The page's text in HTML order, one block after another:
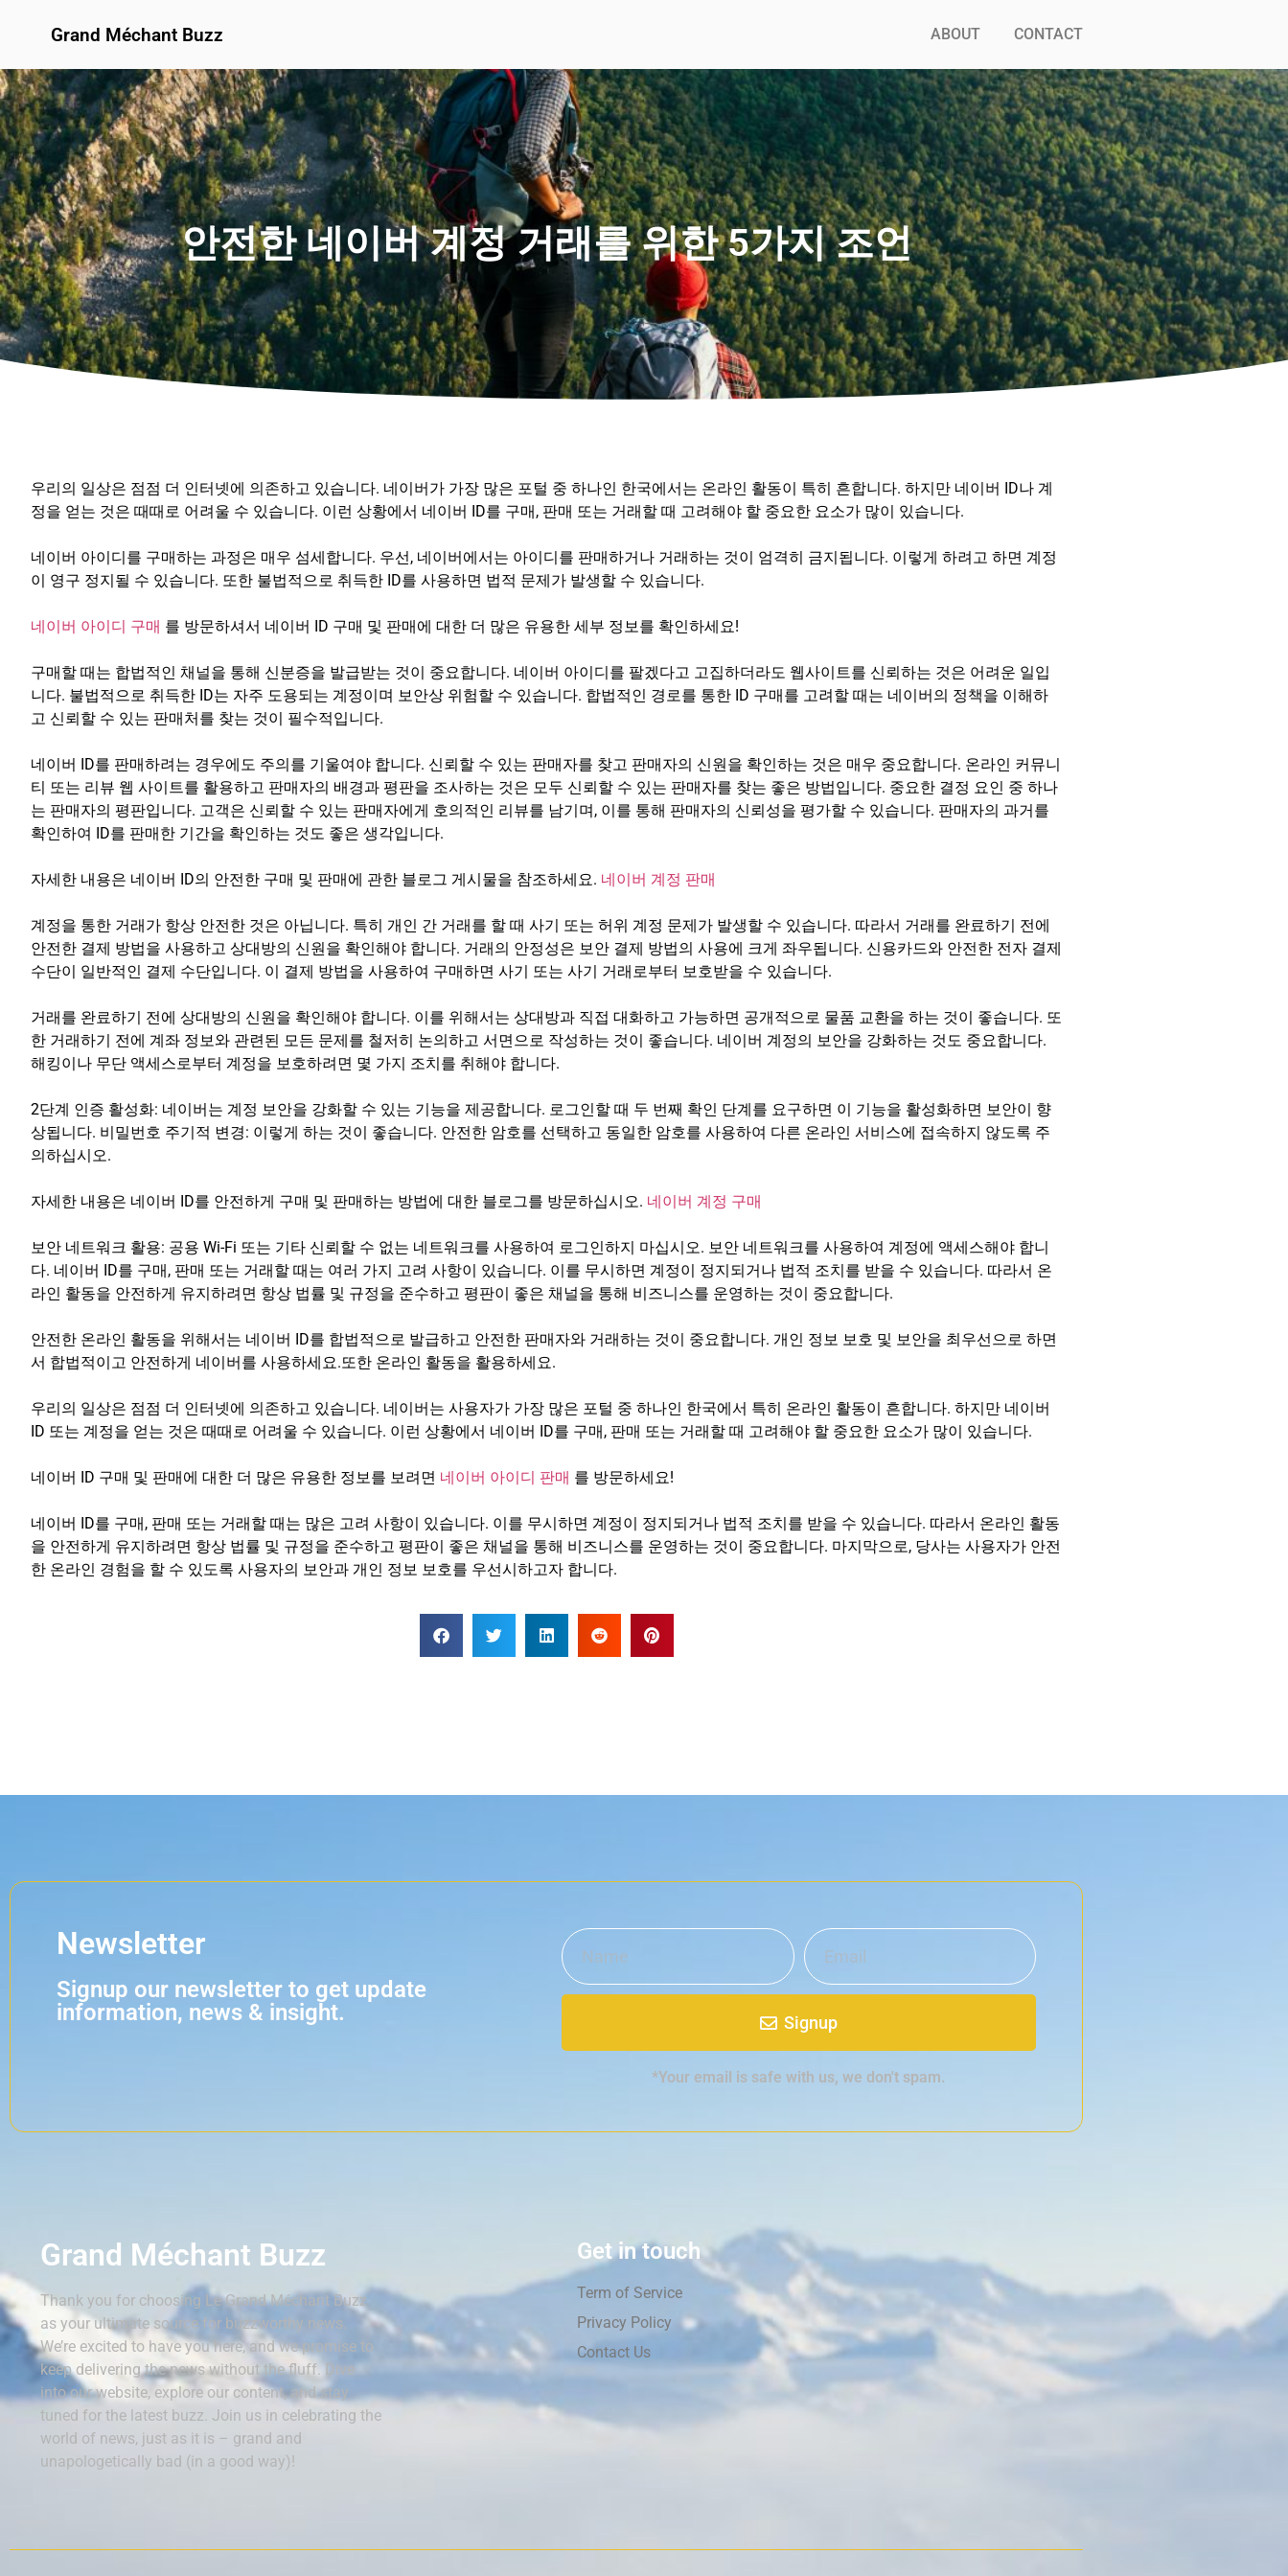
Grand Méchant Buzz ABOUT CONTACT
안전한 네이버 계정 거래를 위한 5가지 조언
우리의 일상은 점점 더 인터넷에 의존하고 있습니다. 네이버가 가장 많은 포털 중 하나인 한국에서는 온라인 활동이 특히 흔합니다. 하지만 네이버 ID나 계
정을 얻는 것은 때때로 어려울 수 있습니다. 이런 상황에서 네이버 ID를 구매, 판매 또는 거래할 때 고려해야 할 중요한 요소가 많이 있습니다.
네이버 아이디를 구매하는 과정은 매우 섬세합니다. 우선, 네이버에서는 아이디를 판매하거나 거래하는 것이 엄격히 금지됩니다. 이렇게 하려고 하면 계정
이 영구 정지될 수 있습니다. 또한 불법적으로 취득한 ID를 사용하면 법적 문제가 발생할 수 있습니다.
네이버 아이디 구매 를 방문하셔서 네이버 ID 구매 및 판매에 대한 더 많은 유용한 세부 정보를 확인하세요!
구매할 때는 합법적인 채널을 통해 신분증을 발급받는 것이 중요합니다. 네이버 아이디를 팔겠다고 고집하더라도 웹사이트를 신뢰하는 것은 어려운 일입
니다. 불법적으로 취득한 ID는 자주 도용되는 계정이며 보안상 위험할 수 있습니다. 합법적인 경로를 통한 ID 구매를 고려할 때는 네이버의 정책을 이해하
고 신뢰할 수 있는 판매처를 찾는 것이 필수적입니다.
네이버 ID를 판매하려는 경우에도 주의를 기울여야 합니다. 신뢰할 수 있는 판매자를 찾고 판매자의 신원을 확인하는 것은 매우 중요합니다. 온라인 커뮤니
티 또는 리뷰 웹 사이트를 활용하고 판매자의 배경과 평판을 조사하는 것은 모두 신뢰할 수 있는 판매자를 찾는 좋은 방법입니다. 중요한 결정 요인 중 하나
는 판매자의 평판입니다. 고객은 신뢰할 수 있는 판매자에게 호의적인 리뷰를 남기며, 이를 통해 판매자의 신뢰성을 평가할 수 있습니다. 판매자의 과거를
확인하여 ID를 판매한 기간을 확인하는 것도 좋은 생각입니다.
자세한 내용은 네이버 ID의 안전한 구매 및 판매에 관한 블로그 게시물을 참조하세요. 네이버 계정 판매
계정을 통한 거래가 항상 안전한 것은 아닙니다. 특히 개인 간 거래를 할 때 사기 또는 허위 계정 문제가 발생할 수 있습니다. 따라서 거래를 완료하기 전에
안전한 결제 방법을 사용하고 상대방의 신원을 확인해야 합니다. 거래의 안정성은 보안 결제 방법의 사용에 크게 좌우됩니다. 신용카드와 안전한 전자 결제
수단이 일반적인 결제 수단입니다. 이 결제 방법을 사용하여 구매하면 사기 또는 사기 거래로부터 보호받을 수 있습니다.
거래를 완료하기 전에 상대방의 신원을 확인해야 합니다. 이를 위해서는 상대방과 직접 대화하고 가능하면 공개적으로 물품 교환을 하는 것이 좋습니다. 또
한 거래하기 전에 계좌 정보와 관련된 모든 문제를 철저히 논의하고 서면으로 작성하는 것이 좋습니다. 네이버 계정의 보안을 강화하는 것도 중요합니다.
해킹이나 무단 액세스로부터 계정을 보호하려면 몇 가지 조치를 취해야 합니다.
2단계 인증 활성화: 네이버는 계정 보안을 강화할 수 있는 기능을 제공합니다. 로그인할 때 두 번째 확인 단계를 요구하면 이 기능을 활성화하면 보안이 향
상됩니다. 비밀번호 주기적 변경: 이렇게 하는 것이 좋습니다. 안전한 암호를 선택하고 동일한 암호를 사용하여 다른 온라인 서비스에 접속하지 않도록 주
의하십시오.
자세한 내용은 네이버 ID를 안전하게 구매 및 판매하는 방법에 대한 블로그를 방문하십시오. 네이버 계정 구매
보안 네트워크 활용: 공용 Wi-Fi 또는 기타 신뢰할 수 없는 네트워크를 사용하여 로그인하지 마십시오. 보안 네트워크를 사용하여 계정에 액세스해야 합니
다. 네이버 ID를 구매, 판매 또는 거래할 때는 여러 가지 고려 사항이 있습니다. 이를 무시하면 계정이 정지되거나 법적 조치를 받을 수 있습니다. 따라서 온
라인 활동을 안전하게 유지하려면 항상 법률 및 규정을 준수하고 평판이 좋은 채널을 통해 비즈니스를 운영하는 것이 중요합니다.
안전한 온라인 활동을 위해서는 네이버 ID를 합법적으로 발급하고 안전한 판매자와 거래하는 것이 중요합니다. 개인 정보 보호 및 보안을 최우선으로 하면
서 합법적이고 안전하게 네이버를 사용하세요.또한 온라인 활동을 활용하세요.
우리의 일상은 점점 더 인터넷에 의존하고 있습니다. 네이버는 사용자가 가장 많은 포털 중 하나인 한국에서 특히 온라인 활동이 흔합니다. 하지만 네이버
ID 또는 계정을 얻는 것은 때때로 어려울 수 있습니다. 이런 상황에서 네이버 ID를 구매, 판매 또는 거래할 때 고려해야 할 중요한 요소가 많이 있습니다.
네이버 ID 구매 및 판매에 대한 더 많은 유용한 정보를 보려면 네이버 아이디 판매 를 방문하세요!
네이버 ID를 구매, 판매 또는 거래할 때는 많은 고려 사항이 있습니다. 이를 무시하면 계정이 정지되거나 법적 조치를 받을 수 있습니다. 따라서 온라인 활동
을 안전하게 유지하려면 항상 법률 및 규정을 준수하고 평판이 좋은 채널을 통해 비즈니스를 운영하는 것이 중요합니다. 마지막으로, 당사는 사용자가 안전
한 온라인 경험을 할 수 있도록 사용자의 보안과 개인 정보 보호를 우선시하고자 합니다.
Newsletter
Signup our newsletter to get update
information, news & insight.
Signup
*Your email is safe with us, we don't spam.
Grand Méchant Buzz
Thank you for choosing Le Grand Méchant Buzz
as your ultimate source for buzzworthy news.
We’re excited to have you here, and we promise to
keep delivering the news without the fluff. Dive
into our website, explore our content, and stay
tuned for the latest buzz. Join us in celebrating the
world of news, just as it is – grand and
unapologetically bad (in a good way)!
Get in touch
Term of Service
Privacy Policy
Contact Us